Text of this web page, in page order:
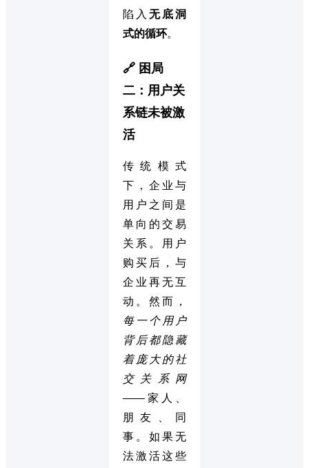
陷入 无底洞
式的循环。
🔗 困局
二：用户关
系链未被激
活
传统模式
下，企业与
用户之间是
单向的交易
关系。用户
购买后，与
企业再无互
动。然而，
每一个用户
背后都隐藏
着庞大的社
交关系网
——家人、
朋友、同
事。如果无
法激活这些